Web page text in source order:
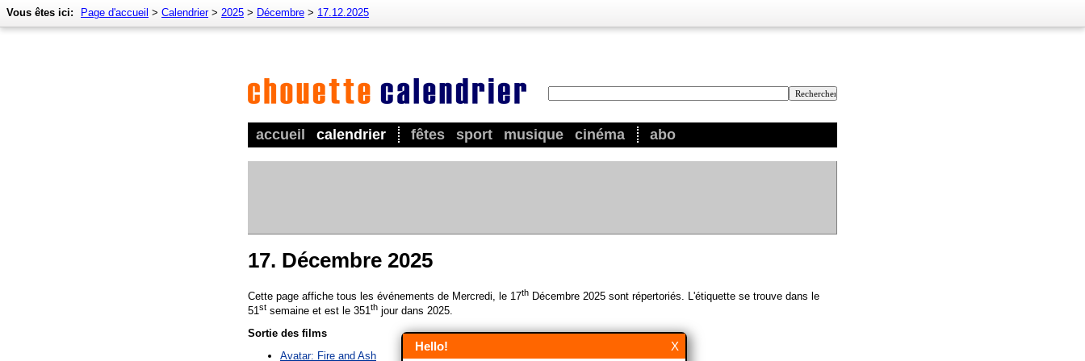
accueil calendrier fêtes sport musique cinéma abo
Vous êtes ici: Page d'accueil > Calendrier> 2025 > Décembre > 17.12.2025
17. Décembre 2025
Cette page affiche tous les événements de Mercredi, le 17th Décembre 2025 sont répertoriés. L'étiquette se trouve dans le
51st semaine et est le 351th jour dans 2025.
Sortie des films
Avatar: Fire and Ash
X
Hello!